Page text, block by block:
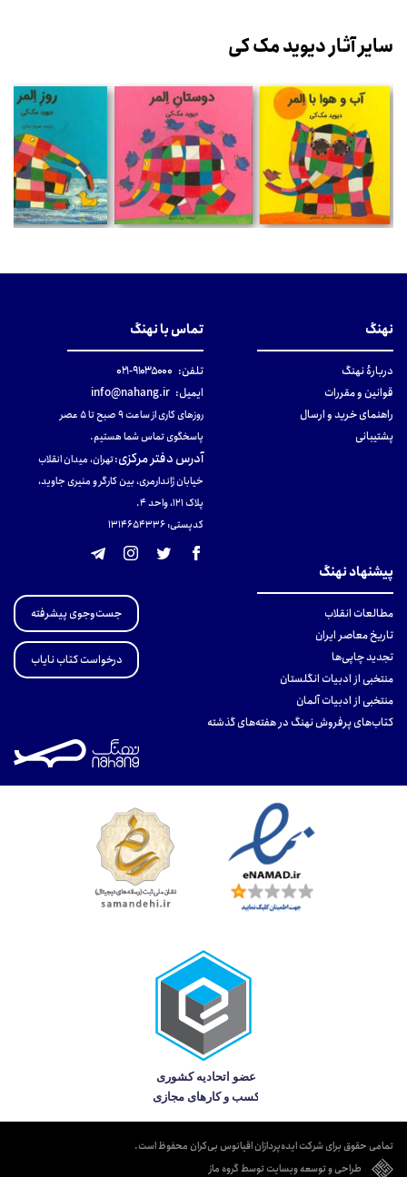
سایر آثار دیوید مک کی
نهنگ
دربارهٔ نهنگ
قوانین و مقررات
راهنمای خرید و ارسال
پشتیبانی
تماس با نهنگ
تلفن: ۹۱۰۳۵۰۰۰-۰۲۱
ایمیل: info@nahang.ir
روزهای کاری از ساعت ۹ صبح تا ۵ عصر
پاسخگوی تماس شما هستیم.
آدرس دفتر مرکزی:تهران، میدان انقلاب
خیابان ژاندارمری، بین کارگر و منیری جاوید،
پلاک 121، واحد ۴.
کدپستی: 131465433۶
پیشنهاد نهنگ
مطالعات انقلاب
تاریخ معاصر ایران
تجدید چاپی‌ها
منتخبی از ادبیات انگلستان
منتخبی از ادبیات آلمان
کتاب‌های پرفروش نهنگ در هفته‌های گذشته
جست‌وجوی پیشرفته
درخواست کتاب نایاب
تمامی حقوق برای شرکت ایده‌پردازان اقیانوس بی‌کران محفوظ است.
طراحی و توسعه وبسایت توسط گروه ماز